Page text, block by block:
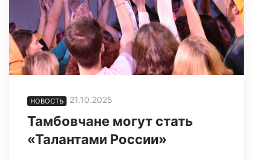
НОВОСТЬ 21.10.2025
Тамбовчане могут стать
«Талантами России»